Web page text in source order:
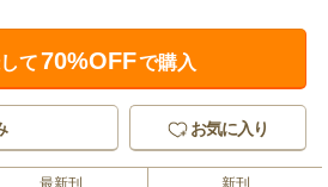
て70%OFFで購入
お気に入り
最新刊
新刊